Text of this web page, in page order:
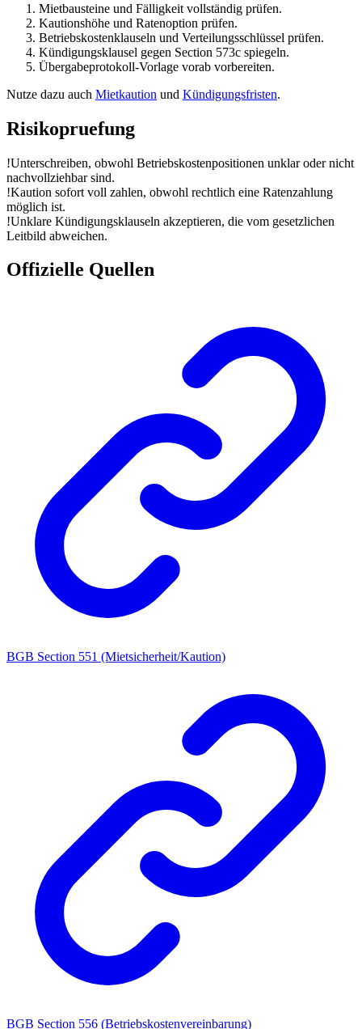
Mietbausteine und Fälligkeit vollständig prüfen.
Kautionshöhe und Ratenoption prüfen.
Betriebskostenklauseln und Verteilungsschlüssel prüfen.
Kündigungsklausel gegen Section 573c spiegeln.
Übergabeprotokoll-Vorlage vorab vorbereiten.
Nutze dazu auch Mietkaution und Kündigungsfristen.
Risikopruefung
!Unterschreiben, obwohl Betriebskostenpositionen unklar oder nicht
nachvollziehbar sind.
!Kaution sofort voll zahlen, obwohl rechtlich eine Ratenzahlung
möglich ist.
!Unklare Kündigungsklauseln akzeptieren, die vom gesetzlichen
Leitbild abweichen.
Offizielle Quellen
BGB Section 551 (Mietsicherheit/Kaution)
BGB Section 556 (Betriebskostenvereinbarung)